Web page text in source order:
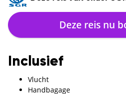
Deze reis nu
Inclusief
Vlucht
Handbagage